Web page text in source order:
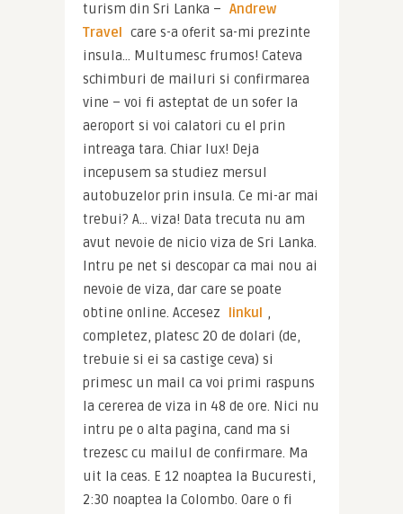
turism din Sri Lanka – Andrew
Travel care s-a oferit sa-mi prezinte
insula… Multumesc frumos! Cateva
schimburi de mailuri si confirmarea
vine – voi fi asteptat de un sofer la
aeroport si voi calatori cu el prin
intreaga tara. Chiar lux! Deja
incepusem sa studiez mersul
autobuzelor prin insula. Ce mi-ar mai
trebui? A… viza! Data trecuta nu am
avut nevoie de nicio viza de Sri Lanka.
Intru pe net si descopar ca mai nou ai
nevoie de viza, dar care se poate
obtine online. Accesez
linkul ,
completez, platesc 20 de dolari (de,
trebuie si ei sa castige ceva) si
primesc un mail ca voi primi raspuns
la cererea de viza in 48 de ore. Nici nu
intru pe o alta pagina, cand ma si
trezesc cu mailul de confirmare. Ma
uit la ceas. E 12 noaptea la Bucuresti,
2:30 noaptea la Colombo. Oare o fi